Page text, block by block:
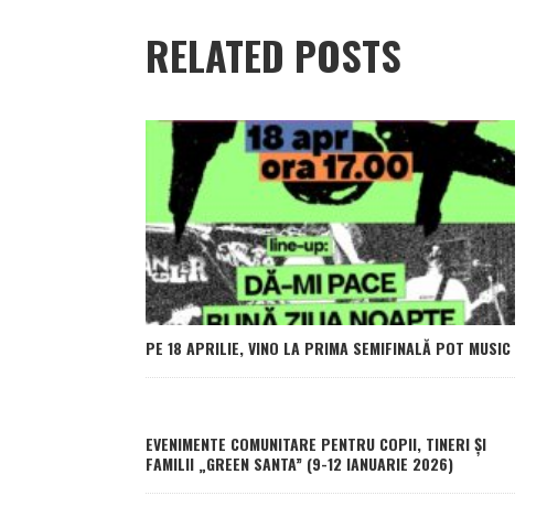
RELATED POSTS
PE 18 APRILIE, VINO LA PRIMA SEMIFINALĂ POT MUSIC
EVENIMENTE COMUNITARE PENTRU COPII, TINERI ȘI
FAMILII „GREEN SANTA” (9-12 IANUARIE 2026)